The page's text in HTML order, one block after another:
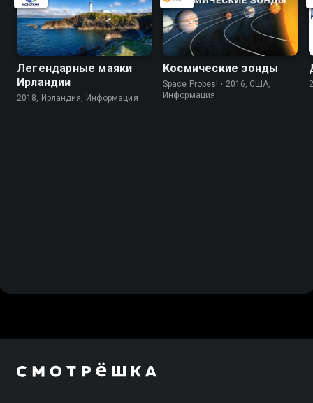
Легендарные маяки
Ирландии
2018, Ирландия, Информация
Космические зонды
Space Probes! • 2016, США,
Информация